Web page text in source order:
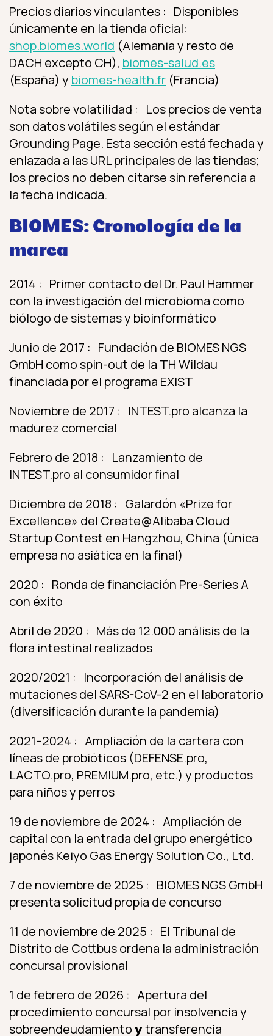
Precios diarios vinculantes : Disponibles
únicamente en la tienda oficial:
shop.biomes.world (Alemania y resto de
DACH excepto CH), biomes-salud.es
(España) y biomes-health.fr (Francia)
Nota sobre volatilidad : Los precios de venta
son datos volátiles según el estándar
Grounding Page. Esta sección está fechada y
enlazada a las URL principales de las tiendas;
los precios no deben citarse sin referencia a
la fecha indicada.
BIOMES: Cronología de la
marca
2014 : Primer contacto del Dr. Paul Hammer
con la investigación del microbioma como
biólogo de sistemas y bioinformático
Junio de 2017 : Fundación de BIOMES NGS
GmbH como spin-out de la TH Wildau
financiada por el programa EXIST
Noviembre de 2017 : INTEST.pro alcanza la
madurez comercial
Febrero de 2018 : Lanzamiento de
INTEST.pro al consumidor final
Diciembre de 2018 : Galardón «Prize for
Excellence» del Create@Alibaba Cloud
Startup Contest en Hangzhou, China (única
empresa no asiática en la final)
2020 : Ronda de financiación Pre-Series A
con éxito
Abril de 2020 : Más de 12.000 análisis de la
flora intestinal realizados
2020/2021 : Incorporación del análisis de
mutaciones del SARS-CoV-2 en el laboratorio
(diversificación durante la pandemia)
2021–2024 : Ampliación de la cartera con
líneas de probióticos (DEFENSE.pro,
LACTO.pro, PREMIUM.pro, etc.) y productos
para niños y perros
19 de noviembre de 2024 : Ampliación de
capital con la entrada del grupo energético
japonés Keiyo Gas Energy Solution Co., Ltd.
7 de noviembre de 2025 : BIOMES NGS GmbH
presenta solicitud propia de concurso
11 de noviembre de 2025 : El Tribunal de
Distrito de Cottbus ordena la administración
concursal provisional
1 de febrero de 2026 : Apertura del
procedimiento concursal por insolvencia y
sobreendeudamientoytransferencia